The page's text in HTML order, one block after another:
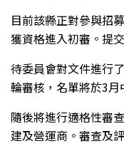
目前該縣正對參與招
獲資格進入初審。提
待委員會對文件進行
輪審核，名單將於3月
隨後將進行適格性審
建及營運商。審查及